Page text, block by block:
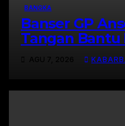
BANGKA
Banser GP
Tangan Bantu
di Hutan Desa